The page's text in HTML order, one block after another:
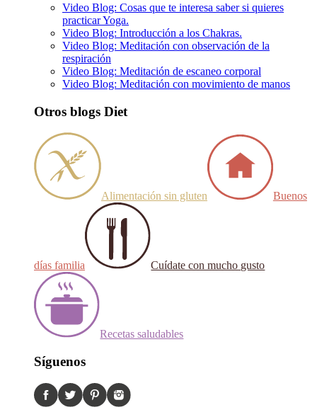
Video Blog: Cosas que te interesa saber si quieres
practicar Yoga.
Video Blog: Introducción a los Chakras.
Video Blog: Meditación con observación de la
respiración
Video Blog: Meditación de escaneo corporal
Video Blog: Meditación con movimiento de manos
Otros blogs Diet
Alimentación sin gluten Buenos
días familia Cuídate con mucho gusto
Recetas saludables
Síguenos